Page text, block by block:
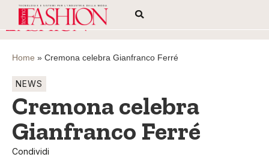
Home » Cremona celebra Gianfranco Ferré
NEWS
Cremona celebra
Gianfranco Ferré
Condividi